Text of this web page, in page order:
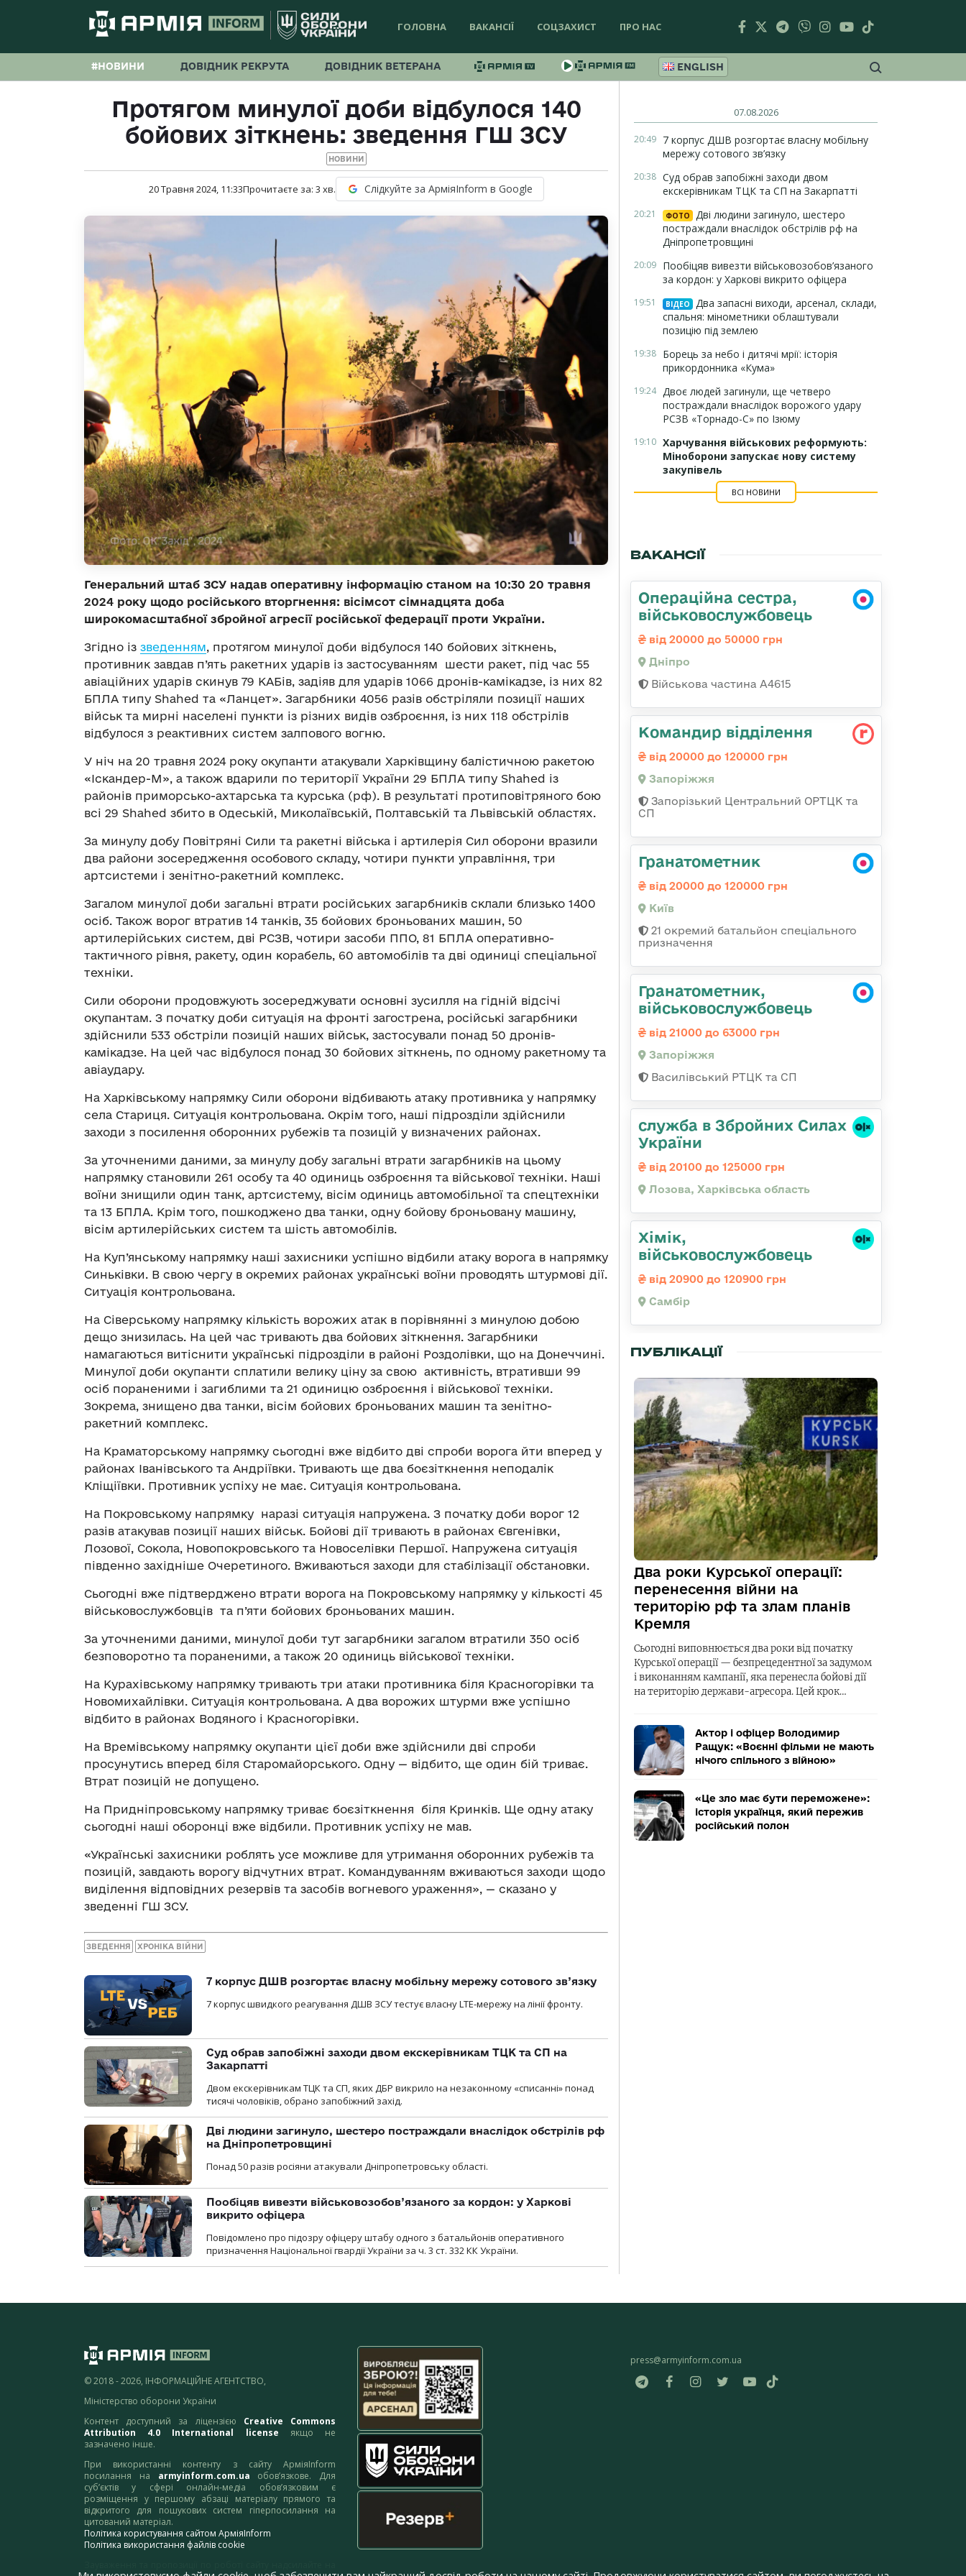
ГОЛОВНА ВАКАНСІЇ СОЦЗАХИСТ ПРО НАС
#НОВИНИ ДОВІДНИК РЕКРУТА ДОВІДНИК ВЕТЕРАНА ENGLISH
Протягом минулої доби відбулося 140
бойових зіткнень: зведення ГШ ЗСУ
НОВИНИ
20 Травня 2024, 11:33Прочитаєте за: 3 хв. Слідкуйте за АрміяInform в Google
Генеральний штаб ЗСУ надав оперативну інформацію станом на 10:30 20 травня
2024 року щодо російського вторгнення: вісімсот сімнадцята доба
широкомасштабної збройної агресії російської федерації проти України.
Згідно із зведенням, протягом минулої доби відбулося 140 бойових зіткнень,
противник завдав п’ять ракетних ударів із застосуванням шести ракет, під час 55
авіаційних ударів скинув 79 КАБів, задіяв для ударів 1066 дронів-камікадзе, із них 82
БПЛА типу Shahed та «Ланцет». Загарбники 4056 разів обстріляли позиції наших
військ та мирні населені пункти із різних видів озброєння, із них 118 обстрілів
відбулося з реактивних систем залпового вогню.
У ніч на 20 травня 2024 року окупанти атакували Харківщину балістичною ракетою
«Іскандер-М», а також вдарили по території України 29 БПЛА типу Shahed із
районів приморсько-ахтарська та курська (рф). В результаті протиповітряного бою
всі 29 Shahed збито в Одеській, Миколаївській, Полтавській та Львівській областях.
За минулу добу Повітряні Сили та ракетні війська і артилерія Сил оборони вразили
два райони зосередження особового складу, чотири пункти управління, три
артсистеми і зенітно-ракетний комплекс.
Загалом минулої доби загальні втрати російських загарбників склали близько 1400
осіб. Також ворог втратив 14 танків, 35 бойових броньованих машин, 50
артилерійських систем, дві РСЗВ, чотири засоби ППО, 81 БПЛА оперативно-
тактичного рівня, ракету, один корабель, 60 автомобілів та дві одиниці спеціальної
техніки.
Сили оборони продовжують зосереджувати основні зусилля на гідній відсічі
окупантам. З початку доби ситуація на фронті загострена, російські загарбники
здійснили 533 обстріли позицій наших військ, застосували понад 50 дронів-
камікадзе. На цей час відбулося понад 30 бойових зіткнень, по одному ракетному та
авіаудару.
На Харківському напрямку Сили оборони відбивають атаку противника у напрямку
села Стариця. Ситуація контрольована. Окрім того, наші підрозділи здійснили
заходи з посилення оборонних рубежів та позицій у визначених районах.
За уточненими даними, за минулу добу загальні втрати загарбників на цьому
напрямку становили 261 особу та 40 одиниць озброєння та військової техніки. Наші
воїни знищили один танк, артсистему, вісім одиниць автомобільної та спецтехніки
та 13 БПЛА. Крім того, пошкоджено два танки, одну бойову броньовану машину,
вісім артилерійських систем та шість автомобілів.
На Куп’янському напрямку наші захисники успішно відбили атаку ворога в напрямку
Синьківки. В свою чергу в окремих районах українські воїни проводять штурмові дії.
Ситуація контрольована.
На Сіверському напрямку кількість ворожих атак в порівнянні з минулою добою
дещо знизилась. На цей час тривають два бойових зіткнення. Загарбники
намагаються витіснити українські підрозділи в районі Роздолівки, що на Донеччині.
Минулої доби окупанти сплатили велику ціну за свою активність, втративши 99
осіб пораненими і загиблими та 21 одиницю озброєння і військової техніки.
Зокрема, знищено два танки, вісім бойових броньованих машин та зенітно-
ракетний комплекс.
На Краматорському напрямку сьогодні вже відбито дві спроби ворога йти вперед у
районах Іванівського та Андріївки. Тривають ще два боєзіткнення неподалік
Кліщіївки. Противник успіху не має. Ситуація контрольована.
На Покровському напрямку наразі ситуація напружена. З початку доби ворог 12
разів атакував позиції наших військ. Бойові дії тривають в районах Євгенівки,
Лозової, Сокола, Новопокровського та Новоселівки Першої. Напружена ситуація
південно західніше Очеретиного. Вживаються заходи для стабілізації обстановки.
Сьогодні вже підтверджено втрати ворога на Покровському напрямку у кількості 45
військовослужбовців та п’яти бойових броньованих машин.
За уточненими даними, минулої доби тут загарбники загалом втратили 350 осіб
безповоротно та пораненими, а також 20 одиниць військової техніки.
На Курахівському напрямку тривають три атаки противника біля Красногорівки та
Новомихайлівки. Ситуація контрольована. А два ворожих штурми вже успішно
відбито в районах Водяного і Красногорівки.
На Времівському напрямку окупанти цієї доби вже здійснили дві спроби
просунутись вперед біля Старомайорського. Одну — відбито, ще один бій триває.
Втрат позицій не допущено.
На Придніпровському напрямку триває боєзіткнення біля Кринків. Ще одну атаку
сьогодні наші оборонці вже відбили. Противник успіху не мав.
«Українські захисники роблять усе можливе для утримання оборонних рубежів та
позицій, завдають ворогу відчутних втрат. Командуванням вживаються заходи щодо
виділення відповідних резервів та засобів вогневого ураження», — сказано у
зведенні ГШ ЗСУ.
ЗВЕДЕННЯ ХРОНІКА ВІЙНИ
7 корпус ДШВ розгортає власну мобільну мережу сотового зв’язку
7 корпус швидкого реагування ДШВ ЗСУ тестує власну LTE-мережу на лінії фронту.
Суд обрав запобіжні заходи двом екскерівникам ТЦК та СП на
Закарпатті
Двом екскерівникам ТЦК та СП, яких ДБР викрило на незаконному «списанні» понад
тисячі чоловіків, обрано запобіжний захід.
Дві людини загинуло, шестеро постраждали внаслідок обстрілів рф
на Дніпропетровщині
Понад 50 разів росіяни атакували Дніпропетровську області.
Пообіцяв вивезти військовозобов’язаного за кордон: у Харкові
викрито офіцера
Повідомлено про підозру офіцеру штабу одного з батальйонів оперативного
призначення Національної гвардії України за ч. 3 ст. 332 КК України.
07.08.2026
20:49 7 корпус ДШВ розгортає власну мобільну
мережу сотового зв’язку
20:38 Суд обрав запобіжні заходи двом
екскерівникам ТЦК та СП на Закарпатті
20:21 ФОТО
Дві людини загинуло, шестеро
постраждали внаслідок обстрілів рф на
Дніпропетровщині
20:09 Пообіцяв вивезти військовозобов’язаного
за кордон: у Харкові викрито офіцера
19:51 ВІДЕО
Два запасні виходи, арсенал, склади,
спальня: мінометники облаштували
позицію під землею
19:38 Борець за небо і дитячі мрії: історія
прикордонника «Кума»
19:24 Двоє людей загинули, ще четверо
постраждали внаслідок ворожого удару
РСЗВ «Торнадо-С» по Ізюму
19:10 Харчування військових реформують:
Міноборони запускає нову систему
закупівель
ВСІ НОВИНИ
ВАКАНСІЇ
Операційна сестра,
військовослужбовець
від 20000 до 50000 грн
Дніпро
Військова частина А4615
Командир відділення
від 20000 до 120000 грн
Запоріжжя
Запорізький Центральний ОРТЦК та
СП
Гранатометник
від 20000 до 120000 грн
Київ
21 окремий батальйон спеціального
призначення
Гранатометник,
військовослужбовець
від 21000 до 63000 грн
Запоріжжя
Василівський РТЦК та СП
служба в Збройних Силах
України
від 20100 до 125000 грн
Лозова, Харківська область
Хімік,
військовослужбовець
від 20900 до 120900 грн
Самбір
ПУБЛІКАЦІЇ
Два роки Курської операції:
перенесення війни на
територію рф та злам планів
Кремля
Сьогодні виповнюється два роки від початку
Курської операції — безпрецедентної за задумом
і виконанням кампанії, яка перенесла бойові дії
на територію держави-агресора. Цей крок…
Актор і офіцер Володимир
Ращук: «Воєнні фільми не мають
нічого спільного з війною»
«Це зло має бути переможене»:
історія українця, який пережив
російський полон
© 2018 - 2026, ІНФОРМАЦІЙНЕ АГЕНТСТВО,
Міністерство оборони України
Контент доступний за ліцензією Creative Commons
Attribution 4.0 International license якщо не
зазначено інше.
При використанні контенту з сайту АрміяInform
посилання на armyinform.com.ua обов’язкове. Для
суб’єктів у сфері онлайн-медіа обов’язковим є
розміщення у першому абзаці матеріалу прямого та
відкритого для пошукових систем гіперпосилання на
цитований матеріал.
Політика користування сайтом АрміяInform
Політика використання файлів cookie
press@armyinform.com.ua